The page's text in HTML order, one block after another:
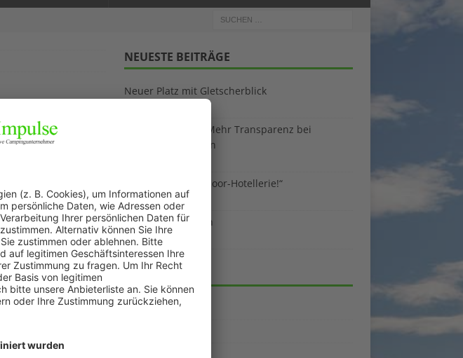
NEUESTE BEITRÄGE
Neuer Platz mit Gletscherblick
Neue EU-Regeln: Mehr Transparenz bei
Ferienunterkünften
„Wir sind die Outdoor-Hotellerie!“
1. August 2026
Akku gegen Benzin
29. Juli 2026
KATEGORIEN
Allgemein